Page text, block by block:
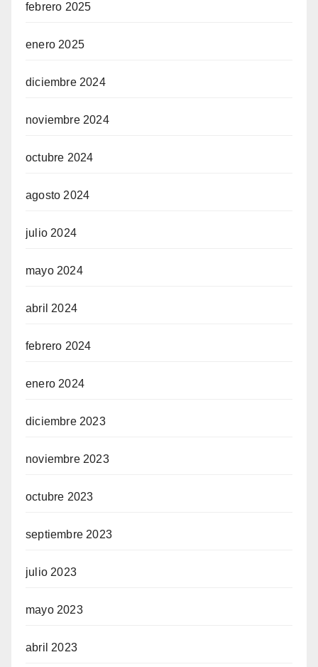
febrero 2025
enero 2025
diciembre 2024
noviembre 2024
octubre 2024
agosto 2024
julio 2024
mayo 2024
abril 2024
febrero 2024
enero 2024
diciembre 2023
noviembre 2023
octubre 2023
septiembre 2023
julio 2023
mayo 2023
abril 2023